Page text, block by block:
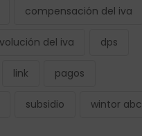
compensación del iva
del iva dps
link pagos
subsidio wintor abc